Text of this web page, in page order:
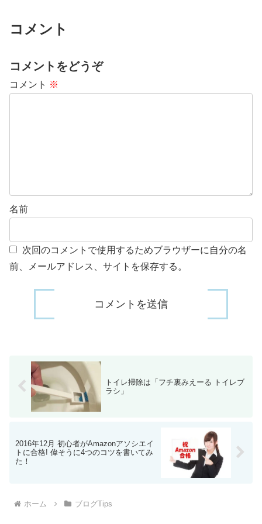
コメント
コメントをどうぞ
コメント ※
名前
次回のコメントで使用するためブラウザーに自分の名
前、メールアドレス、サイトを保存する。
トイレ掃除は「フチ裏みえーる トイレブ
ラシ」
2016年12月 初心者がAmazonアソシエイ
トに合格! 偉そうに4つのコツを書いてみ
た！
ホーム ブログTips